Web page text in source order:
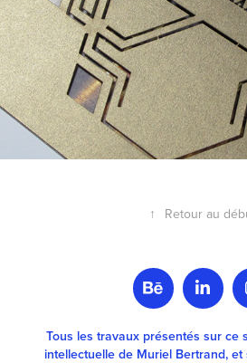
↑ Retour au
Tous les travaux présentés sur ce
intellectuelle de Muriel Bertrand,